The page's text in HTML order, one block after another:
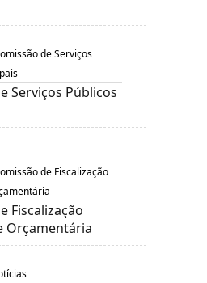
de Serviços
Serviços Públicos
de Fiscalização
Fiscalização
Orçamentária